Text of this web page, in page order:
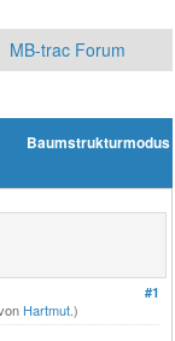
MB-trac Forum
Baumstrukturmodus
#1
Hartmut.)